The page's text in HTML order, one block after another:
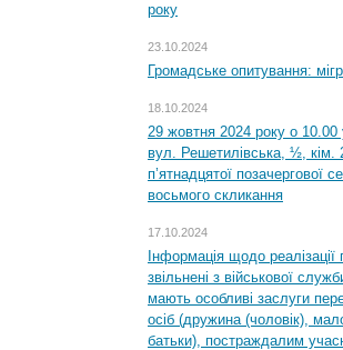
року
23.10.2024
Громадське опитування:
18.10.2024
29 жовтня 2024 року о 10.00
вул. Решетилівська, ½, кім.
п’ятнадцятої позачергової
восьмого скликання
17.10.2024
Інформація щодо
звільнені з військової
мають особливі заслуги
осіб (дружина (чоловік),
батьки), постраждалим